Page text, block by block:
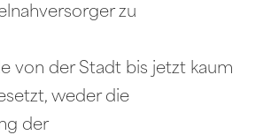
zu
von der Stadt bis jetzt kaum
weder die
der